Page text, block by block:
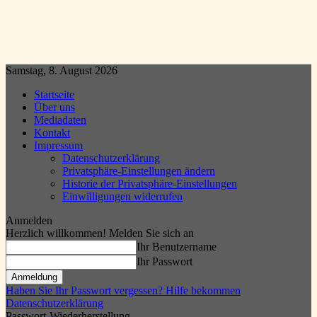
Samstag, 8. August 2026
Startseite
Über uns
Mediadaten
Kontakt
Impressum
Datenschutzerklärung
Privatsphäre-Einstellungen ändern
Historie der Privatsphäre-Einstellungen
Einwilligungen widerrufen
Anmelden
Herzlich willkommen! Melden Sie sich an
Ihr Benutzername
Ihr Passwort
Haben Sie Ihr Passwort vergessen? Hilfe bekommen
Datenschutzerklärung